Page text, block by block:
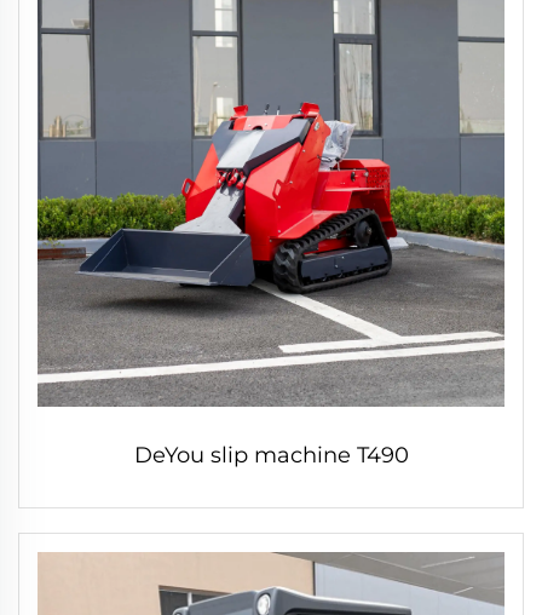
DeYou slip machine T490